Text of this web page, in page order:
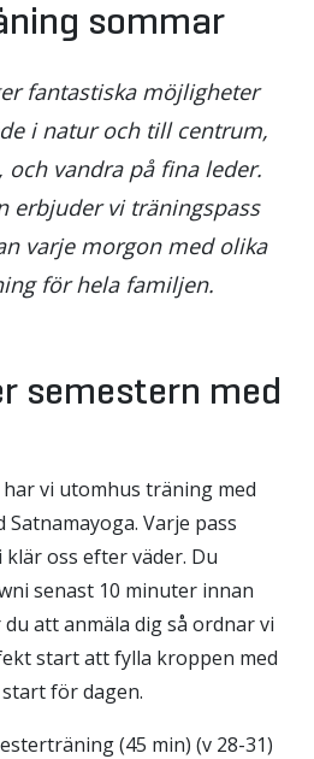
sommar
fantastiska möjligheter
i natur och till centrum,
och vandra på fina leder.
erbjuder vi träningspass
varje morgon med olika
för hela familjen.
semestern med
vi utomhus träning med
Varje pass
oss efter väder. Du
senast 10 minuter innan
att anmäla dig så ordnar vi
start att fylla kroppen med
för dagen.
(45 min) (v 28-31)